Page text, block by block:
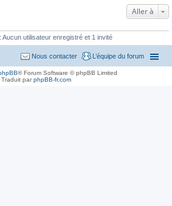
Aller à
utilisateur enregistré et 1 invité
L’équipe du forum
Nous contacter
® Forum Software © phpBB Limited
Traduit parphpBB-fr.com